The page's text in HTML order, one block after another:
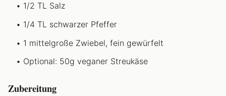
1/2 TL Salz
1/4 TL schwarzer Pfeffer
1 mittelgroße Zwiebel, fein gewürfelt
Optional: 50g veganer Streukäse
Zubereitung